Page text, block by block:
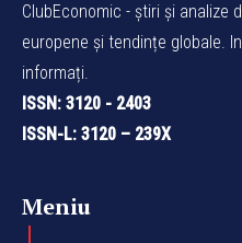
ClubEconomic - știri și analize
europene și tendințe globale.
informați.
ISSN: 3120 - 2403
ISSN-L: 3120 – 239X
Meniu